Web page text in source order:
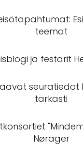
teemat
ja festarit
seuratiedot
tarkasti
Nørager